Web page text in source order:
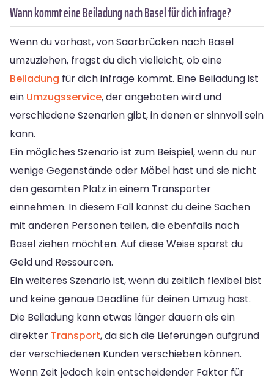
Wann kommt eine Beiladung nach Basel für dich infrage?
Wenn du vorhast, von Saarbrücken nach Basel
umzuziehen, fragst du dich vielleicht, ob eine
Beiladung für dich infrage kommt. Eine Beiladung ist
ein Umzugsservice, der angeboten wird und
verschiedene Szenarien gibt, in denen er sinnvoll sein
kann.
Ein mögliches Szenario ist zum Beispiel, wenn du nur
wenige Gegenstände oder Möbel hast und sie nicht
den gesamten Platz in einem Transporter
einnehmen. In diesem Fall kannst du deine Sachen
mit anderen Personen teilen, die ebenfalls nach
Basel ziehen möchten. Auf diese Weise sparst du
Geld und Ressourcen.
Ein weiteres Szenario ist, wenn du zeitlich flexibel bist
und keine genaue Deadline für deinen Umzug hast.
Die Beiladung kann etwas länger dauern als ein
direkter Transport, da sich die Lieferungen aufgrund
der verschiedenen Kunden verschieben können.
Wenn Zeit jedoch kein entscheidender Faktor für